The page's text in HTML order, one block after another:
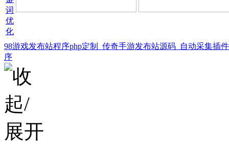
98游戏发布站程序php定制_传奇手游发布站源码_自动采集插
序